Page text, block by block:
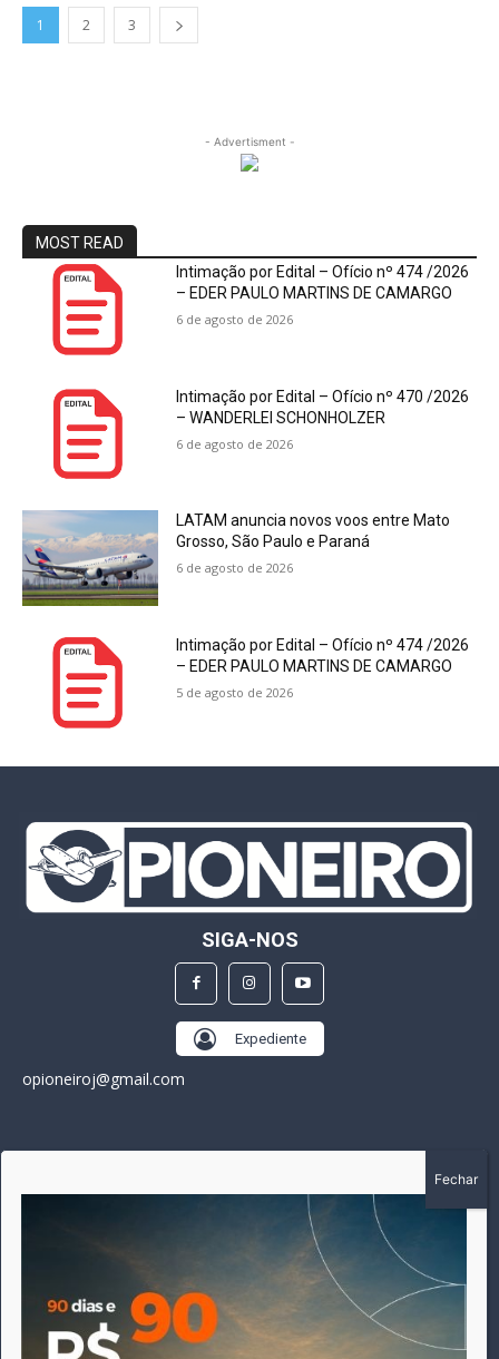
1 2 3
- Advertisment -
MOST READ
Intimação por Edital – Ofício nº 474 /2026
– EDER PAULO MARTINS DE CAMARGO
6 de agosto de 2026
Intimação por Edital – Ofício nº 470 /2026
– WANDERLEI SCHONHOLZER
6 de agosto de 2026
LATAM anuncia novos voos entre Mato
Grosso, São Paulo e Paraná
6 de agosto de 2026
Intimação por Edital – Ofício nº 474 /2026
– EDER PAULO MARTINS DE CAMARGO
5 de agosto de 2026
SIGA-NOS
Expediente
opioneiroj@gmail.com
A história do Pioneiro inicia em fevereiro de 2005 em
Canarana - MT, na época, como um jornal impresso semanal,
que chegou a possuir mil assinantes. Durante 15 anos, foram
publicadas 691 edições que narraram os acontecimentos
políticos, policiais e cotidianos de Canarana e região. Fiel a sua
origem, pautado sempre pela busca incessante da